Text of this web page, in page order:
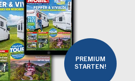
PREMIUM
STARTEN!